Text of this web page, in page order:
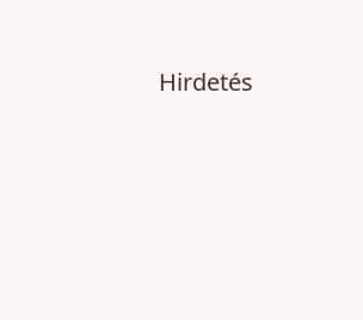
Hirdetés